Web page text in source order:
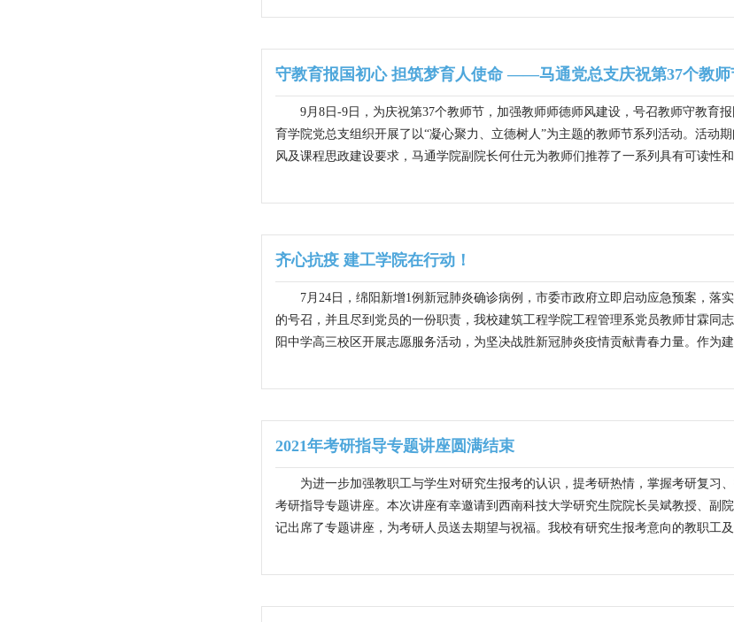
守教育报国初心 担筑梦育人使命 ——马通党总支庆祝第37个教师
9月8日-9日，为庆祝第37个教师节，加强教师师德师风建设，号召教师守教育
育学院党总支组织开展了以“凝心聚力、立德树人”为主题的教师节系列活动。活动
风及课程思政建设要求，马通学院副院长何仕元为教师们推荐了一系列具有可读性
齐心抗疫 建工学院在行动！
7月24日，绵阳新增1例新冠肺炎确诊病例，市委市政府立即启动应急预案，
的号召，并且尽到党员的一份职责，我校建筑工程学院工程管理系党员教师甘霖
阳中学高三校区开展志愿服务活动，为坚决战胜新冠肺炎疫情贡献青春力量。作为
2021年考研指导专题讲座圆满结束
为进一步加强教职工与学生对研究生报考的认识，提考研热情，掌握考研复习
考研指导专题讲座。本次讲座有幸邀请到西南科技大学研究生院院长吴斌教授、副
记出席了专题讲座，为考研人员送去期望与祝福。我校有研究生报考意向的教职工